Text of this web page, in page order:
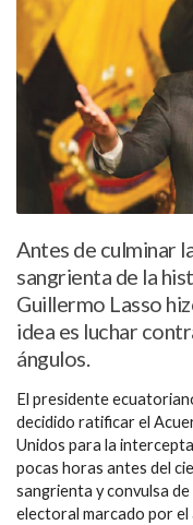
Antes de culminar
sangrienta de la
Guillermo Lasso
idea es luchar
ángulos.
El presidente
decidido ratificar el
Unidos para la
pocas horas antes del
sangrienta y convulsa
electoral marcado por